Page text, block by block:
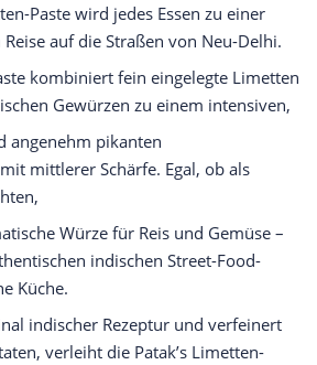
Paste wird jedes Essen zu einer
auf die Straßen von Neu-Delhi.
kombiniert fein eingelegte Limetten
Gewürzen zu einem intensiven,
angenehm pikanten
mittlerer Schärfe. Egal, ob als
Würze für Reis und Gemüse –
indischen Street-Food-
Küche.
indischer Rezeptur und verfeinert
verleiht die Patak’s Limetten-